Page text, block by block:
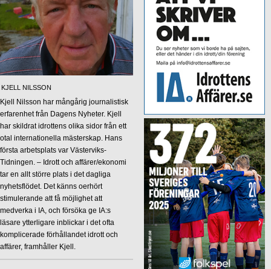
KJELL NILSSON
Kjell Nilsson har mångårig journalistisk
erfarenhet från Dagens Nyheter. Kjell
har skildrat idrottens olika sidor från ett
otal internationella mästerskap. Hans
första arbetsplats var Västerviks-
Tidningen. – Idrott och affärer/ekonomi
tar en allt större plats i det dagliga
nyhetsflödet. Det känns oerhört
stimulerande att få möjlighet att
medverka i IA, och försöka ge IA:s
läsare ytterligare inblickar i det ofta
komplicerade förhållandet idrott och
affärer, framhåller Kjell.